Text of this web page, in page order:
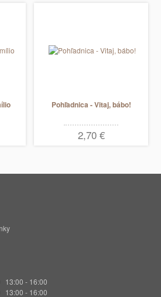
Pohľadnica - Vitaj, bábo!
2,70 €
13:00 - 16:00
13:00 - 16:00